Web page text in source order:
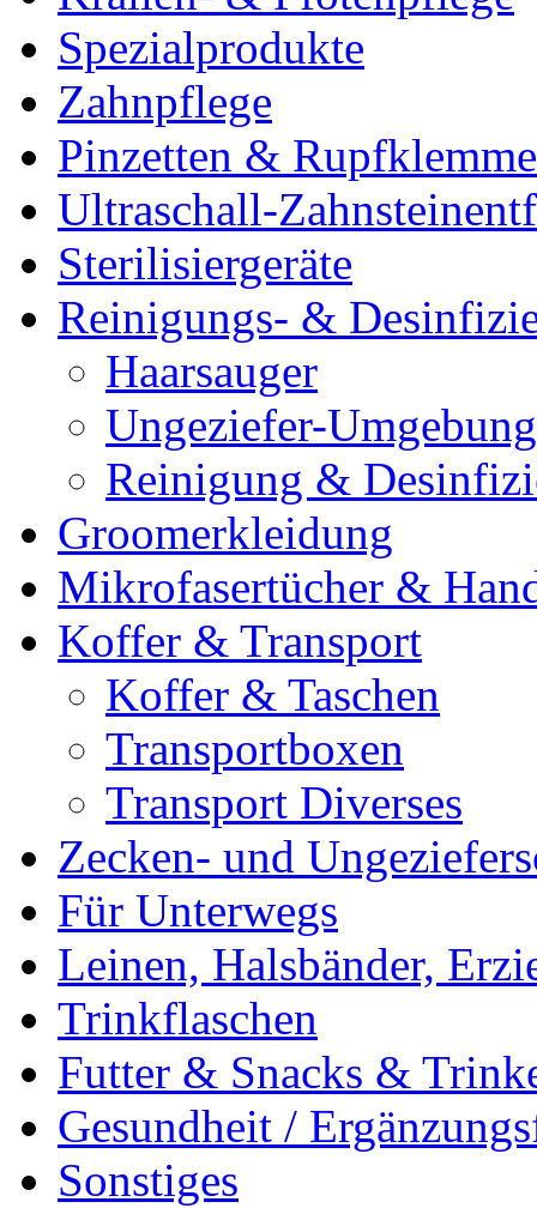
Spezialprodukte
Zahnpflege
Pinzetten &
Ultraschall-
Sterilisiergeräte
Reinigungs- &
Haarsauger
Ungeziefer-
Reinigung &
Groomerkleidung
Mikrofasertücher &
Koffer & Transport
Koffer & Taschen
Transportboxen
Transport Diverses
Zecken- und
Für Unterwegs
Leinen, Halsbänder,
Trinkflaschen
Futter & Snacks &
Gesundheit /
Sonstiges